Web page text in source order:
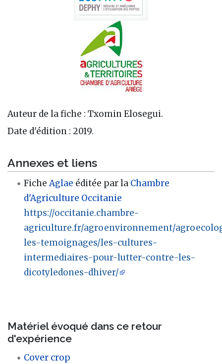
Auteur de la fiche : Txomin Elosegui.
Date d'édition : 2019.
Annexes et liens
FicheAglae éditée par la Chambre
d'Agriculture Occitanie
https://occitanie.chambre-
agriculture.fr/agroenvironnement/
les-temoignages/les-cultures-
intermediaires-pour-lutter-contre-les-
dicotyledones-dhiver/
Matériel évoqué dans ce retour
d'expérience
Cover crop